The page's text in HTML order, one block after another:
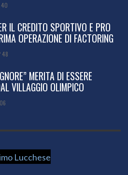
40
IL CREDITO SPORTIVO E PRO
OPERAZIONE DI FACTORING
48
MERITA DI ESSERE
VILLAGGIO OLIMPICO